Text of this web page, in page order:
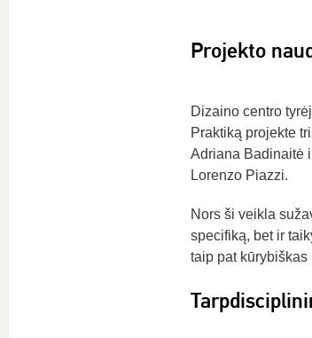
Projekto
Dizaino centro
Praktiką projekte
Adriana Badinaitė
Lorenzo Piazzi.
Nors ši veikla
specifiką, bet ir
taip pat